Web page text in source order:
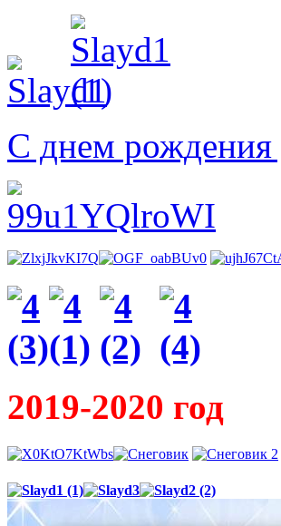
С днем рождения
2019-2020 год